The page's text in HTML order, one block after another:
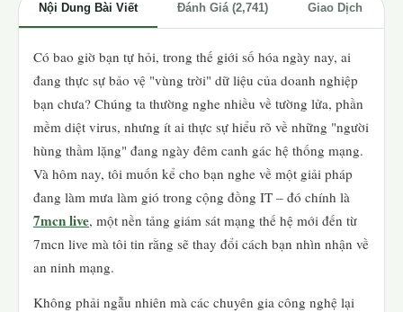
Nội Dung Bài Viết Đánh Giá (2,741) Giao Dịch
Có bao giờ bạn tự hỏi, trong thế giới số hóa ngày nay, ai
đang thực sự bảo vệ "vùng trời" dữ liệu của doanh nghiệp
bạn chưa? Chúng ta thường nghe nhiều về tường lửa, phần
mềm diệt virus, nhưng ít ai thực sự hiểu rõ về những "người
hùng thầm lặng" đang ngày đêm canh gác hệ thống mạng.
Và hôm nay, tôi muốn kể cho bạn nghe về một giải pháp
đang làm mưa làm gió trong cộng đồng IT – đó chính là
7mcn live, một nền tảng giám sát mạng thế hệ mới đến từ
7mcn live mà tôi tin rằng sẽ thay đổi cách bạn nhìn nhận về
an ninh mạng.
Không phải ngẫu nhiên mà các chuyên gia công nghệ lại